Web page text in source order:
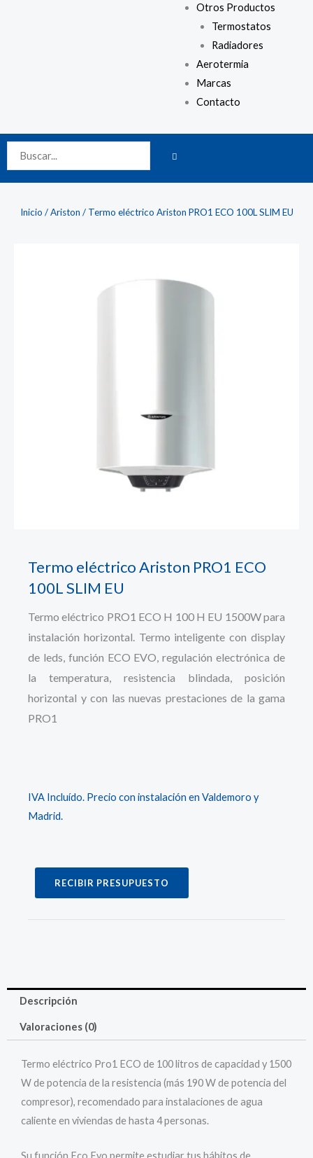
Otros Productos
Termostatos
Radiadores
Aerotermia
Marcas
Contacto
Buscar
Inicio /Ariston / Termo eléctrico Ariston PRO1 ECO 100L SLIM EU
Termo eléctrico Ariston PRO1 ECO
100L SLIM EU
Termo eléctrico PRO1 ECO H 100 H EU 1500W para
instalación horizontal. Termo inteligente con display
de leds, función ECO EVO, regulación electrónica de
la temperatura, resistencia blindada, posición
horizontal y con las nuevas prestaciones de la gama
PRO1
IVA Incluído. Precio con instalación en Valdemoro y
Madrid.
RECIBIR PRESUPUESTO
Descripción
Valoraciones (0)
Termo eléctrico Pro1 ECO de 100 litros de capacidad y 1500
W de potencia de la resistencia (más 190 W de potencia del
compresor), recomendado para instalaciones de agua
caliente en viviendas de hasta 4 personas.